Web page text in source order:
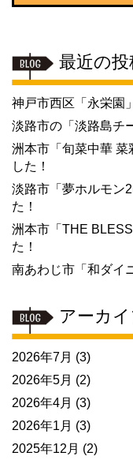
最近の投
神戸市西区「永栄園
淡路市の「淡路島チ
洲本市「旬菜中華 菜
した！
淡路市「夢ホルモン
た！
洲本市「THE
た！
南あわじ市「和ダイ
アーカ
2026年7月 (3)
2026年5月 (2)
2026年4月 (3)
2026年1月 (3)
2025年12月 (2)